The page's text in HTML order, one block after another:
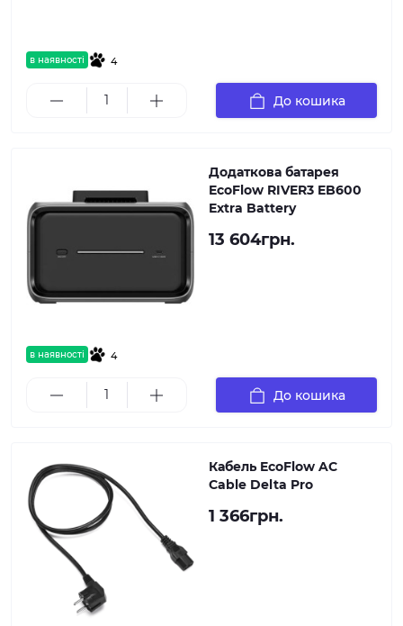
в наявності 4
До кошика
в наявності 4
Додаткова батарея
EcoFlow RIVER3 EB600
Extra Battery
13 604грн.
До кошика
Кабель EcoFlow AC
Cable Delta Pro
1 366грн.